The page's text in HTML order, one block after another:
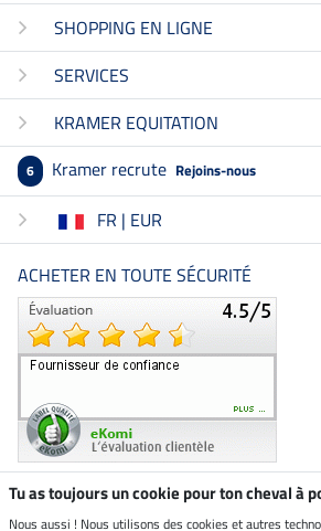
SHOPPING EN LIGNE
SERVICES
KRAMER EQUITATION
6 Kramer recrute Rejoins-nous
FR | EUR
ACHETER EN TOUTE SÉCURITÉ
Tu as toujours un cookie pour ton cheval à
Nous aussi ! Nous utilisons des cookies et autres